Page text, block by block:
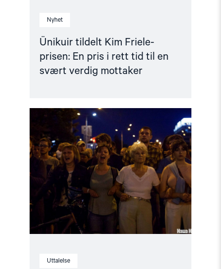
Nyhet
Ünikuir tildelt Kim Friele-
prisen: En pris i rett tid til en
svært verdig mottaker
Uttalelse
"Utviklingspolitikken
må
ta
menneskerettigheter
på
alvor"